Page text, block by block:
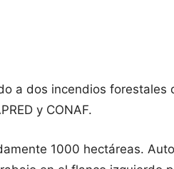
a dos incendios
y CONAF.
1000 hectáreas.